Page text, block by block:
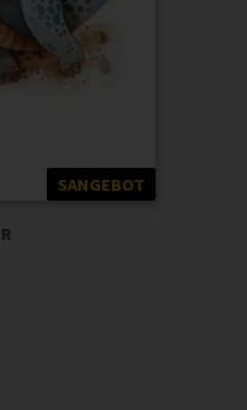
SANGEBOT